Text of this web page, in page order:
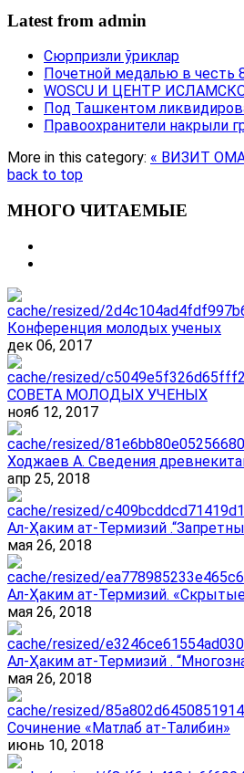
Latest from admin
Сюрпризли ўриклар
Почетной медалью в честь
WOSCU И ЦЕНТР
Под Ташкентом
Правоохранители накрыли
More in this category: « ВИЗИТ
back to top
МНОГО ЧИТАЕМЫЕ
Конференция молодых ученых
дек 06, 2017
СОВЕТА МОЛОДЫХ УЧЕНЫХ
нояб 12, 2017
Ходжаев А. Сведения
апр 25, 2018
Ал-Ҳаким ат-Термизий
мая 26, 2018
Ал-Ҳаким ат-Термизий.
мая 26, 2018
Ал-Ҳаким ат-Термизий .
мая 26, 2018
Сочинение «Матлаб ат-Талибин»
июнь 10, 2018